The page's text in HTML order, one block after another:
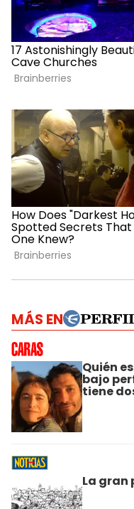
MÁS EN
Quién
bajo
tiene
La gran